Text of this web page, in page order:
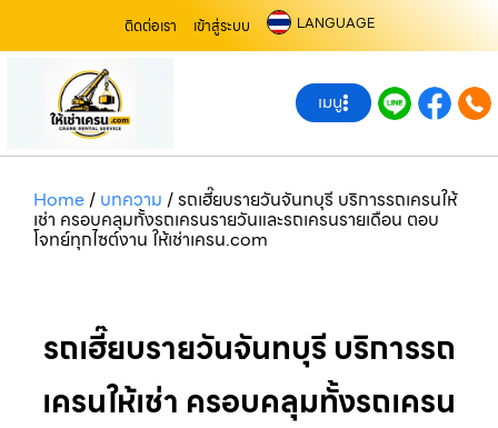
ติดต่อเรา เข้าสู่ระบบ LANGUAGE
เมนู
Home/ บทความ /รถเฮี๊ยบรายวันจันทบุรี บริการรถเครนให้
เช่า ครอบคลุมทั้งรถเครนรายวันและรถเครนรายเดือน ตอบ
โจทย์ทุกไซต์งาน ให้เช่าเครน.com
รถเฮี๊ยบรายวันจันทบุรี บริการรถ
เครนให้เช่า ครอบคลุมทั้งรถเครน